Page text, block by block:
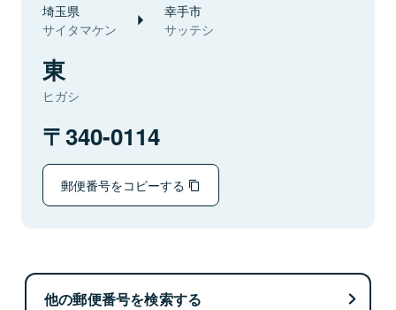
埼玉県
サイタマケン
幸手市
サッテシ
東
ヒガシ
340-0114
郵便番号をコピーする
他の郵便番号を検索する